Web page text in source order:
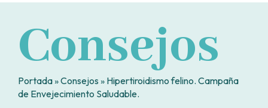
Consejos
Portada»Consejos » Hipertiroidismo felino. Campaña
de Envejecimiento Saludable.